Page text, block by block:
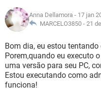
GUIA DE COMPRAS
OUTLOOK
INSTAGRAM
GUIA DE COMPRAS
CELULAR
INSTAGRAM
GUIA DE COMPRAS
GLOSSÁRIO
JOGOS
CELULAR
OUTLOOK
INSTAGRAM
Anna Dellamora - 17 jan
MARCELO3850 - 21
Bom dia, eu estou
Porem,quando eu executo
uma versão para seu PC,
Estou executando como
funciona!